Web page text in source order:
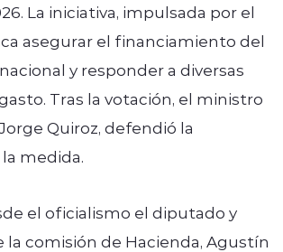
La iniciativa, impulsada por el
asegurar el financiamiento del
y responder a diversas
Tras la votación, el ministro
Quiroz, defendió la
medida.
el oficialismo el diputado y
la comisión de Hacienda, Agustín